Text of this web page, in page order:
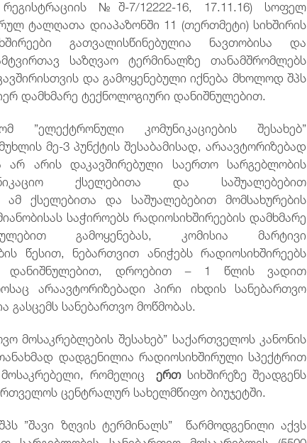
№შ-7/12222-16, 17.11.16) სოფელ
ტალღათა დიაპაზონში 11 (თერთმეტი) სიხშირის
გათვალისწინებულია ნავთობისა და
საზღვაო ტერმინალზე თანამშრომლებს
და გამოყენებული იქნება მხოლოდ შპს
დამხმარე ტექნოლოგიური დანიშნულებით.
”ელექტრონული კომუნიკაციების შესახებ”
მე-3 პუნქტის შესაბამისად, არაავტორიზებად
არ არის დაკავშირებული საერთო სარგებლობის
ქსელებითა და საშუალებებით
ქსელებითა და საშუალებებით მომსახურების
საჭიროებს რადიოსიხშირეების დამხმარე
გამოყენებას, კომისია მარტივი
წესით, ნებართვით ანიჭებს რადიოსიხშირეებს
დანიშნულებით, დროებით − 1 წლის ვადით
არაავტორიზებადი პირი იხდის სანებართვო
სანებართვო მოწმობას.
მოსაკრებლების შესახებ” საქართველოს კანონის
დადგენილია რადიოსიხშირული სპექტრით
მოსაკრებელი, რომელიცერთსიხშირეზე შეადგენს
ცენტრალურ სახელმწიფო ბიუჯეტში.
”შავი ზღვის ტერმინალს” წარმოდგენილი აქვს